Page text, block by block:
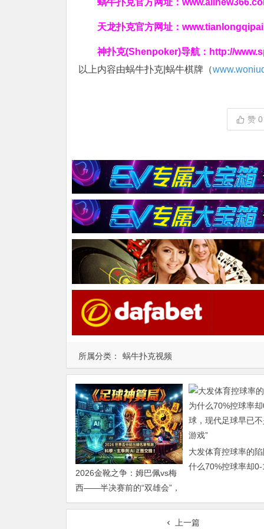
所属分类： 蜗牛扑克视频
蜗牛扑克官方网址：
天龙扑克官方网址：
神扑克(Shenpoker)导航： http://
以上内容由蜗牛扑克|蜗牛棋牌（
赞 0
2026金靴之争：姆巴佩vs梅
西——半决赛前的“双雄会”，
这可能是世界杯史上最难猜
大发体育控球率的
什么70%控球率却
上一篇